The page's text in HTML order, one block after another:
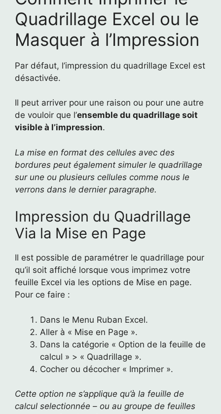
Quadrillage Excel ou le
Masquer à l’Impression
Par défaut, l’impression du quadrillage Excel est
désactivée.
Il peut arriver pour une raison ou pour une autre
de vouloir que l’ensemble du quadrillage soit
visible à l’impression.
La mise en format des cellules avec des
bordures peut également simuler le quadrillage
sur une ou plusieurs cellules comme nous le
verrons dans le dernier paragraphe.
Impression du Quadrillage
Via la Mise en Page
Il est possible de paramétrer le quadrillage pour
qu’il soit affiché lorsque vous imprimez votre
feuille Excel via les options de Mise en page.
Pour ce faire :
Dans le Menu Ruban Excel.
Aller à « Mise en Page ».
Dans la catégorie « Option de la feuille de
calcul » > « Quadrillage ».
Cocher ou décocher « Imprimer ».
Cette option ne s’applique qu’à la feuille de
calcul selectionnée – ou au groupe de feuilles